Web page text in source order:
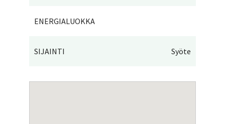
ENERGIALUOKKA
SIJAINTI Syöte